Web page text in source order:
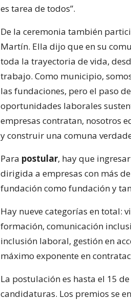
es tarea de todos”.
De la ceremonia también
Martín. Ella dijo que en su
toda la trayectoria de vida,
trabajo. Como municipio,
las fundaciones, pero el paso
oportunidades laborales
empresas contratan, nosotros
y construir una comuna
Para postular, hay que
dirigida a empresas con más
fundación como fundación y
Hay nueve categorías en total:
formación, comunicación
inclusión laboral, gestión en
máximo exponente en
La postulación es hasta el 15
candidaturas. Los premios se